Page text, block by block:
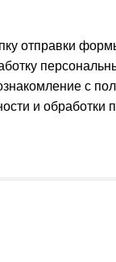
отправки
с
и обработки